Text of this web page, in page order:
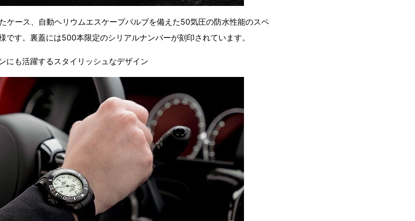
ケース、自動ヘリウムエスケープバルブを備えた50気圧の防水性能のスペ
です。裏蓋には500本限定のシリアルナンバーが刻印されています。
にも活躍するスタイリッシュなデザイン